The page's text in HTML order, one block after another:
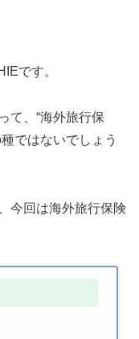
です。
て、“海外旅行保
ではないでしょう
今回は海外旅行保険